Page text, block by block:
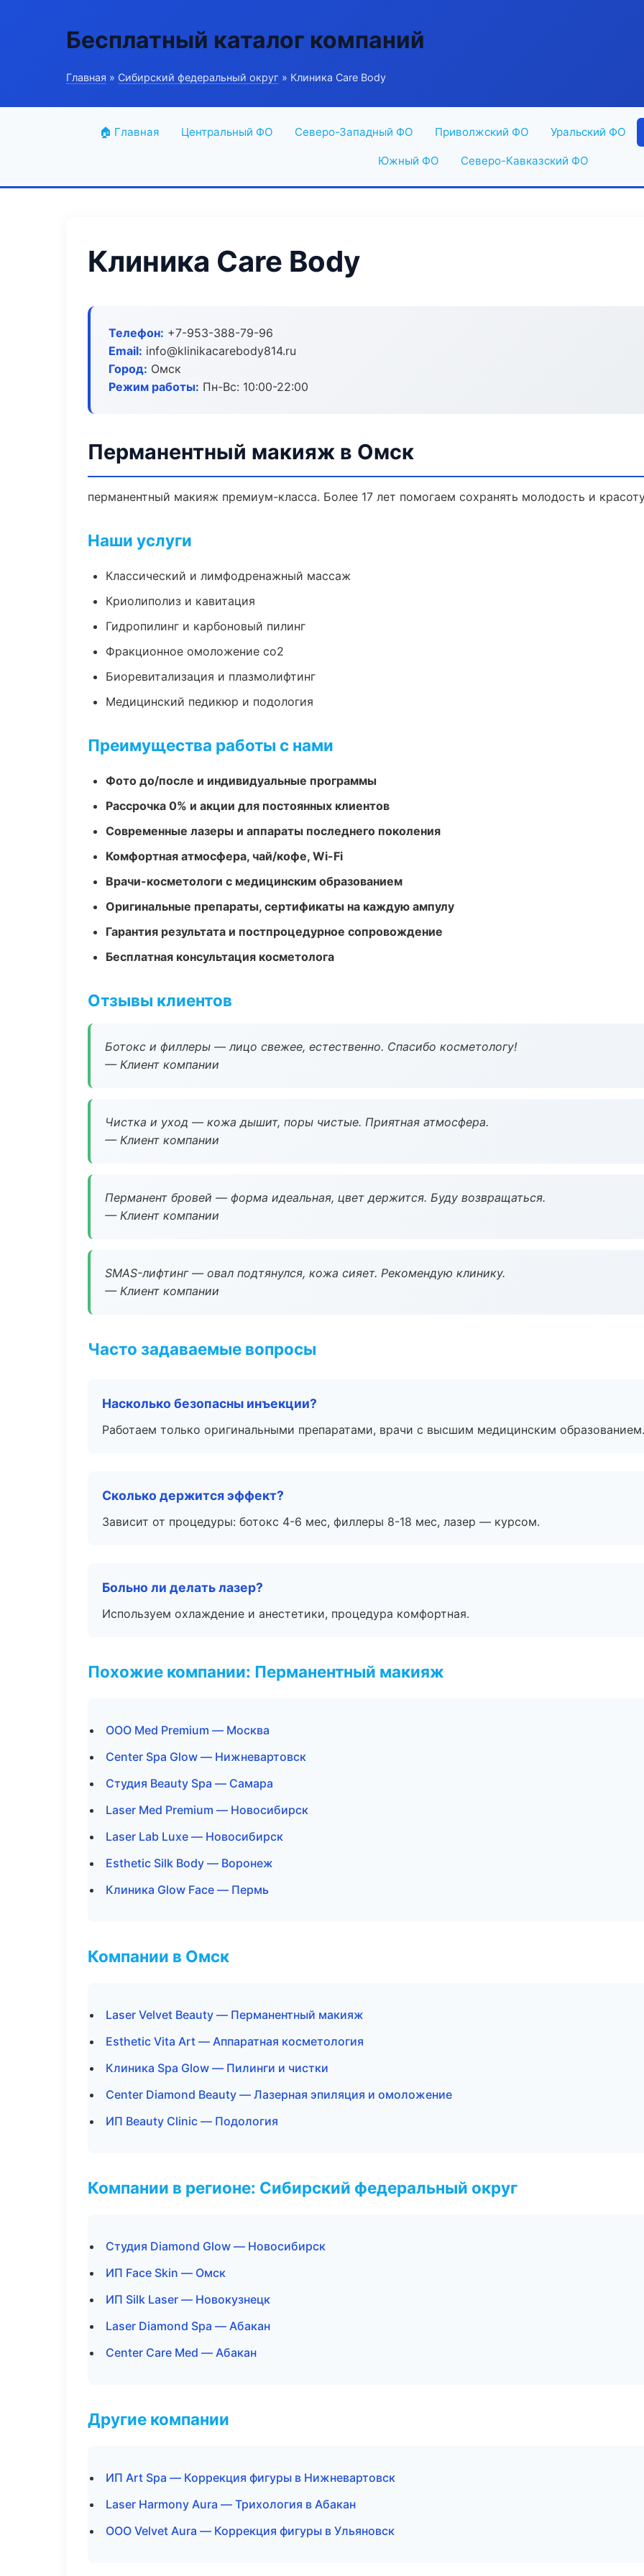
Бесплатный каталог компаний
Главная » Сибирский федеральный округ » Клиника Care Body
🏠 Главная Центральный ФО Северо-Западный ФО Приволжский ФО Уральский ФО
Южный ФО Северо-Кавказский ФО
Клиника Care Body
Телефон: +7-953-388-79-96
Email: info@klinikacarebody814.ru
Город: Омск
Режим работы: Пн-Вс: 10:00-22:00
Перманентный макияж в Омск
перманентный макияж премиум-класса. Более 17 лет помогаем сохранять молодость и
Наши услуги
Классический и лимфодренажный массаж
Криолиполиз и кавитация
Гидропилинг и карбоновый пилинг
Фракционное омоложение co2
Биоревитализация и плазмолифтинг
Медицинский педикюр и подология
Преимущества работы с нами
Фото до/после и индивидуальные программы
Рассрочка 0% и акции для постоянных клиентов
Современные лазеры и аппараты последнего поколения
Комфортная атмосфера, чай/кофе, Wi-Fi
Врачи-косметологи с медицинским образованием
Оригинальные препараты, сертификаты на каждую ампулу
Гарантия результата и постпроцедурное сопровождение
Бесплатная консультация косметолога
Отзывы клиентов
Ботокс и филлеры — лицо свежее, естественно. Спасибо косметологу!
— Клиент компании
Чистка и уход — кожа дышит, поры чистые. Приятная атмосфера.
— Клиент компании
Перманент бровей — форма идеальная, цвет держится. Буду возвращаться.
— Клиент компании
SMAS-лифтинг — овал подтянулся, кожа сияет. Рекомендую клинику.
— Клиент компании
Часто задаваемые вопросы
Насколько безопасны инъекции?
Работаем только оригинальными препаратами, врачи с высшим медицинским образованием.
Сколько держится эффект?
Зависит от процедуры: ботокс 4-6 мес, филлеры 8-18 мес, лазер — курсом.
Больно ли делать лазер?
Используем охлаждение и анестетики, процедура комфортная.
Похожие компании: Перманентный макияж
ООО Med Premium — Москва
Center Spa Glow — Нижневартовск
Студия Beauty Spa — Самара
Laser Med Premium — Новосибирск
Laser Lab Luxe — Новосибирск
Esthetic Silk Body — Воронеж
Клиника Glow Face — Пермь
Компании в Омск
Laser Velvet Beauty — Перманентный макияж
Esthetic Vita Art — Аппаратная косметология
Клиника Spa Glow — Пилинги и чистки
Center Diamond Beauty — Лазерная эпиляция и омоложение
ИП Beauty Clinic — Подология
Компании в регионе: Сибирский федеральный округ
Студия Diamond Glow — Новосибирск
ИП Face Skin — Омск
ИП Silk Laser — Новокузнецк
Laser Diamond Spa — Абакан
Center Care Med — Абакан
Другие компании
ИП Art Spa — Коррекция фигуры в Нижневартовск
Laser Harmony Aura — Трихология в Абакан
ООО Velvet Aura — Коррекция фигуры в Ульяновск